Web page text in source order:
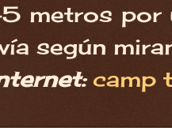
metros por
según
camp